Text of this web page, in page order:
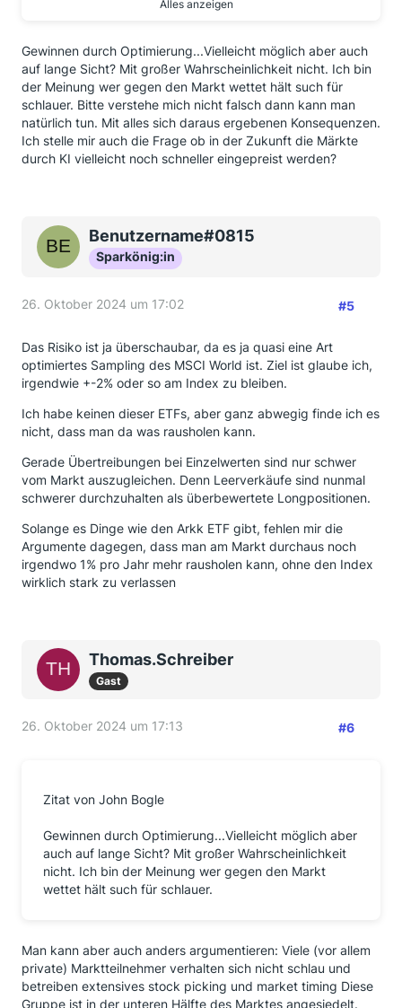
Auch der Ausschluss von Hypes könnte eine
Mehrrendite bringen, nicht nur das Suchen nach
Unterbewertungen.
Die Idee dieser aktiven ETFs ist es ja nicht, groß vom
Markt abzuweichen, sondern kleine
Einzeloptimierungen vorzunehmen. Auch ein paar mal
0,x% Abweichung, mit denen man öfter richtig als
perfekt ist, dass man wirklich nichts durch kleine
Optimierung gewinnen kann?
sondern JPMorgan, Blackrock oder Fidelity.
Alles anzeigen
Gewinnen durch Optimierung...Vielleicht möglich aber auch
auf lange Sicht? Mit großer Wahrscheinlichkeit nicht. Ich bin
der Meinung wer gegen den Markt wettet hält such für
schlauer. Bitte verstehe mich nicht falsch dann kann man
natürlich tun. Mit alles sich daraus ergebenen Konsequenzen.
Ich stelle mir auch die Frage ob in der Zukunft die Märkte
durch KI vielleicht noch schneller eingepreist werden?
Benutzername#0815
Sparkönig:in
26. Oktober 2024 um 17:02 #5
Das Risiko ist ja überschaubar, da es ja quasi eine Art
optimiertes Sampling des MSCI World ist. Ziel ist glaube ich,
irgendwie +-2% oder so am Index zu bleiben.
Ich habe keinen dieser ETFs, aber ganz abwegig finde ich es
nicht, dass man da was rausholen kann.
Gerade Übertreibungen bei Einzelwerten sind nur schwer
vom Markt auszugleichen. Denn Leerverkäufe sind nunmal
schwerer durchzuhalten als überbewertete Longpositionen.
Solange es Dinge wie den Arkk ETF gibt, fehlen mir die
Argumente dagegen, dass man am Markt durchaus noch
irgendwo 1% pro Jahr mehr rausholen kann, ohne den Index
wirklich stark zu verlassen
Thomas.Schreiber
Gast
26. Oktober 2024 um 17:13 #6
Zitat von John Bogle
Gewinnen durch Optimierung...Vielleicht möglich aber
auch auf lange Sicht? Mit großer Wahrscheinlichkeit
nicht. Ich bin der Meinung wer gegen den Markt
wettet hält such für schlauer.
Man kann aber auch anders argumentieren: Viele (vor allem
private) Marktteilnehmer verhalten sich nicht schlau und
betreiben extensives stock picking und market timing Diese
Gruppe ist in der unteren Hälfte des Marktes angesiedelt.